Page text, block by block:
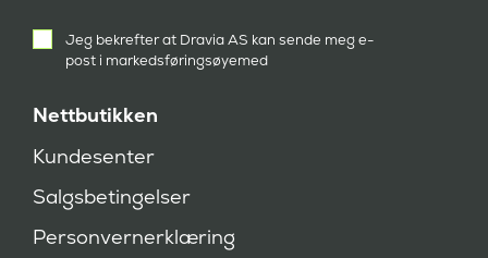
Nettbutikken
Kundesenter
Salgsbetingelser
Personvernerklæring
samtykke
k
e
d
Jeg bekrefter at Dravia AS kan sende meg e-
post i markedsføringsøyemed